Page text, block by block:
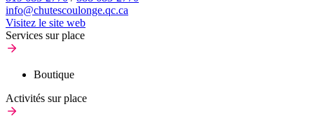
info@chutescoulonge.qc.ca
Visitez le site web
Services sur place
Boutique
Activités sur place